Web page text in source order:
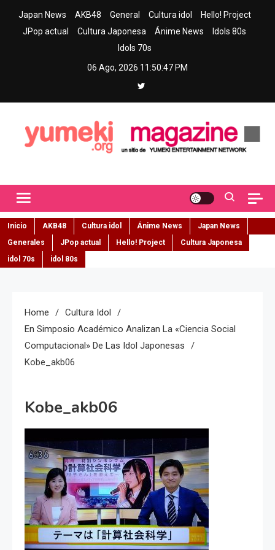
Japan News AKB48 General Cultura idol
Hello! Project
JPop actual
Cultura Japonesa Ánime News
Idols 80s
Idols 70s
06 Ago, 2026 11:50:48 PM
Inicio AKB48 Cultura idol Ánime News
Japan News
Generales
JPop actual Hello! Project
Cultura Japonesa
idol 70s
idol 80s
Home
Cultura Idol
En Simposio Académico Analizan La «ciencia Social
Computacional» De Las Idol Japonesas
Kobe_akb06
Kobe_akb06